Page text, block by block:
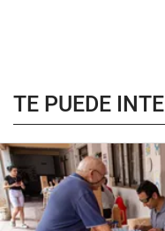
TE PUEDE